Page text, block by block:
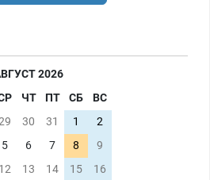
2026
ЧТ ПТ СБ
ВС
30 31 1
2
5 6 7 8
9
12 13 14 15
16